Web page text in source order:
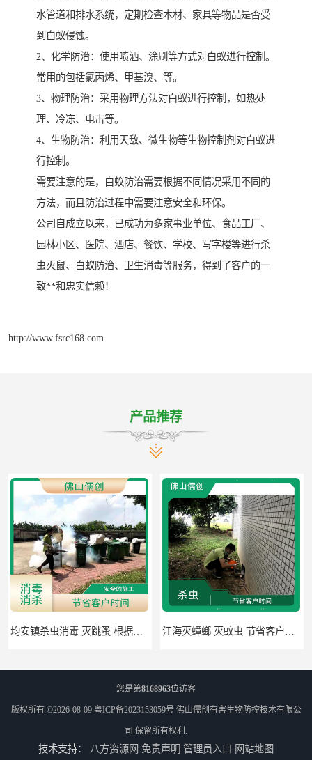
水管道和排水系统，定期检查木材、家具等物品是否受
到白蚁侵蚀。
2、化学防治：使用喷洒、涂刷等方式对白蚁进行控制。
常用的包括氯丙烯、甲基溴、等。
3、物理防治：采用物理方法对白蚁进行控制，如热处
理、冷冻、电击等。
4、生物防治：利用天敌、微生物等生物控制剂对白蚁进
行控制。
需要注意的是，白蚁防治需要根据不同情况采用不同的
方法，而且防治过程中需要注意安全和环保。
公司自成立以来，已成功为多家事业单位、食品工厂、
园林小区、医院、酒店、餐饮、学校、写字楼等进行杀
虫灭鼠、白蚁防治、卫生消毒等服务，得到了客户的一
致**和忠实信赖！
http://www.fsrc168.com
产品推荐
您是第8168963位访客
版权所有 ©2026-08-09 粤ICP备2023153059号 佛山儒创有害生物防控技术有限公
司 保留所有权利.
技术支持： 八方资源网 免责声明 管理员入口 网站地图